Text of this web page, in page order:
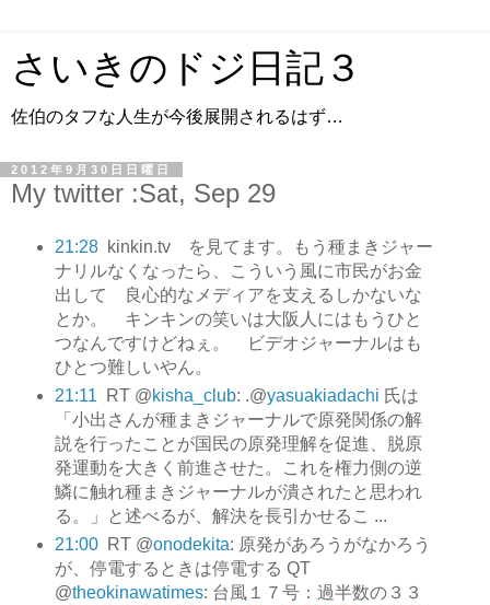
さいきのドジ日記３
佐伯のタフな人生が今後展開されるはず…
2012年9月30日日曜日
My twitter :Sat, Sep 29
21:28
kinkin.tv を見てます。もう種まきジャー
ナリルなくなったら、こういう風に市民がお金
出して 良心的なメディアを支えるしかないな
とか。 キンキンの笑いは大阪人にはもうひと
つなんですけどねぇ。 ビデオジャーナルはも
ひとつ難しいやん。
21:11
RT @kisha_club: .@yasuakiadachi 氏は
「小出さんが種まきジャーナルで原発関係の解
説を行ったことが国民の原発理解を促進、脱原
発運動を大きく前進させた。これを権力側の逆
鱗に触れ種まきジャーナルが潰されたと思われ
る。」と述べるが、解決を長引かせるこ ...
21:00
RT @onodekita: 原発があろうがなかろう
が、停電するときは停電する QT
@theokinawatimes: 台風１７号：過半数の３３